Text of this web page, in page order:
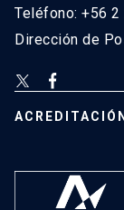
Teléfono: +56 2
Dirección de
ACREDITACIÓN